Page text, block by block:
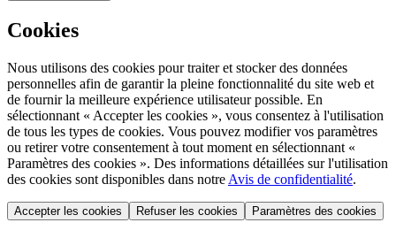
Cookies
Nous utilisons des cookies pour traiter et stocker des données
personnelles afin de garantir la pleine fonctionnalité du site web et
de fournir la meilleure expérience utilisateur possible. En
sélectionnant « Accepter les cookies », vous consentez à l'utilisation
de tous les types de cookies. Vous pouvez modifier vos paramètres
ou retirer votre consentement à tout moment en sélectionnant «
Paramètres des cookies ». Des informations détaillées sur l'utilisation
des cookies sont disponibles dans notre Avis de confidentialité.
Accepter les cookies Refuser les cookies Paramètres des cookies